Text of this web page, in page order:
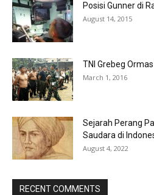
Posisi Gunner di
August 14, 2015
TNI Grebeg
March 1, 2016
Sejarah Perang
Saudara di
August 4, 2022
RECENT COMMENTS